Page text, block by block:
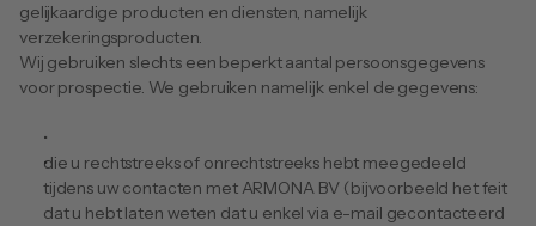
gelijkaardige producten en diensten, namelijk
verzekeringsproducten.
Wij gebruiken slechts een beperkt aantal persoonsgegevens
voor prospectie. We gebruiken namelijk enkel de gegevens:
die u rechtstreeks of onrechtstreeks hebt meegedeeld
tijdens uw contacten met ARMONA BV (bijvoorbeeld het feit
dat u hebt laten weten dat u enkel via e-mail gecontacteerd